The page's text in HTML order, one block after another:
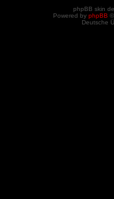
phpBB skin
Powered by phpBB
Deutsche